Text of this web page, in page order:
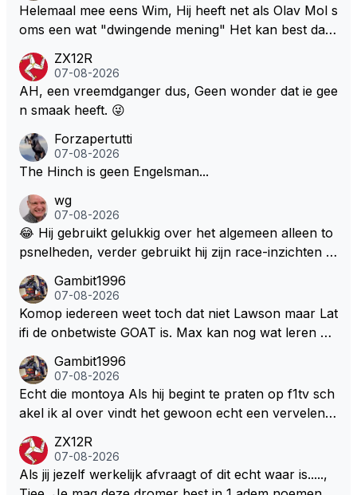
Helemaal mee eens Wim, Hij heeft net als Olav Mol s
oms een wat "dwingende mening" Het kan best dat
l bij Windsor op te roepen. Maar in een tijd zonder r
aces zijn dit leuke berichtjes
ZX12R
07-08-2026
AH, een vreemdganger dus, Geen wonder dat ie gee
n smaak heeft. 😜
Forzapertutti
07-08-2026
The Hinch is geen Engelsman...
wg
07-08-2026
😂 Hij gebruikt gelukkig over het algemeen alleen to
psnelheden, verder gebruikt hij zijn race-inzichten q
een bocht zegt helemaal niets, dus wat dat betreft h
eeft hij sowieso gelijk 😂.
Gambit1996
07-08-2026
Komop iedereen weet toch dat niet Lawson maar Lat
ifi de onbetwiste GOAT is. Max kan nog wat leren va
milton, hahahaha. Latifi pakt ze allemaal met de oge
n dicht met als onbetwiste nummer 2 of GOATINES
S Lawson natuurlijk 😂😂😂😂😂
Gambit1996
07-08-2026
Echt die montoya Als hij begint te praten op f1tv sch
akel ik al over vindt het gewoon echt een vervelend
weet 🤮🤮
ZX12R
07-08-2026
Als jij jezelf werkelijk afvraagt of dit echt waar is.....,